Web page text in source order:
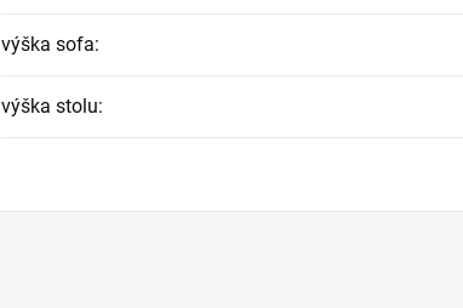
výška sofa:
výška stolu: